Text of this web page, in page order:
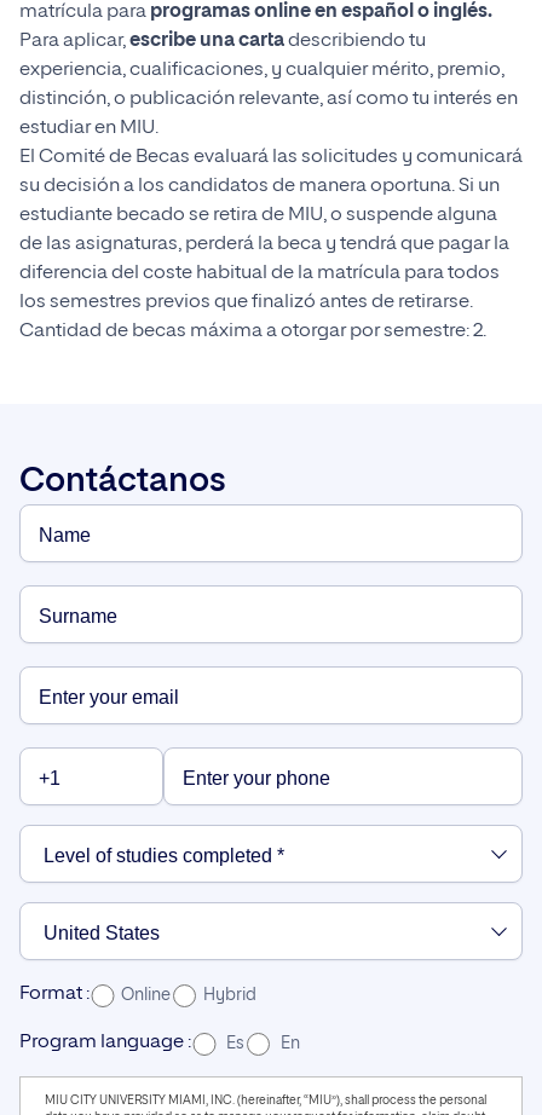
matrícula para programas online en español o inglés.
Para aplicar,escribe una cartadescribiendo tu
experiencia, cualificaciones, y cualquier mérito, premio,
distinción, o publicación relevante, así como tu interés en
estudiar en MIU.
El Comité de Becas evaluará las solicitudes y comunicará
su decisión a los candidatos de manera oportuna. Si un
estudiante becado se retira de MIU, o suspende alguna
de las asignaturas, perderá la beca y tendrá que pagar la
diferencia del coste habitual de la matrícula para todos
los semestres previos que finalizó antes de retirarse.
Cantidad de becas máxima a otorgar por semestre: 2.
Contáctanos
Program language : Es En
Format : Online Hybrid
MIU CITY UNIVERSITY MIAMI, INC. (hereinafter, “MIU”), shall process the personal